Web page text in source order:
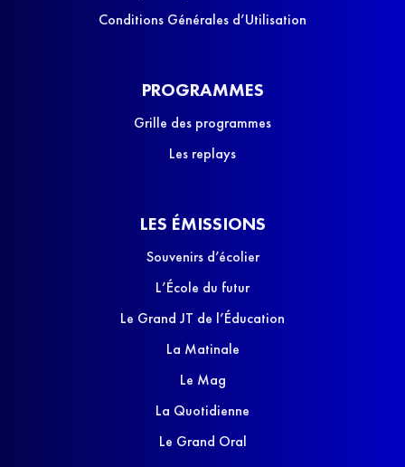
Conditions Générales d’Utilisation
PROGRAMMES
Grille des programmes
Les replays
LES ÉMISSIONS
Souvenirs d’écolier
L’École du futur
Le Grand JT de l’Éducation
La Matinale
Le Mag
La Quotidienne
Le Grand Oral